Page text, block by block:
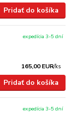
Pridať do košíka
165,00 EUR/ks
expedícia 3-5 dní
Pridať do košíka
expedícia 3-5 dní